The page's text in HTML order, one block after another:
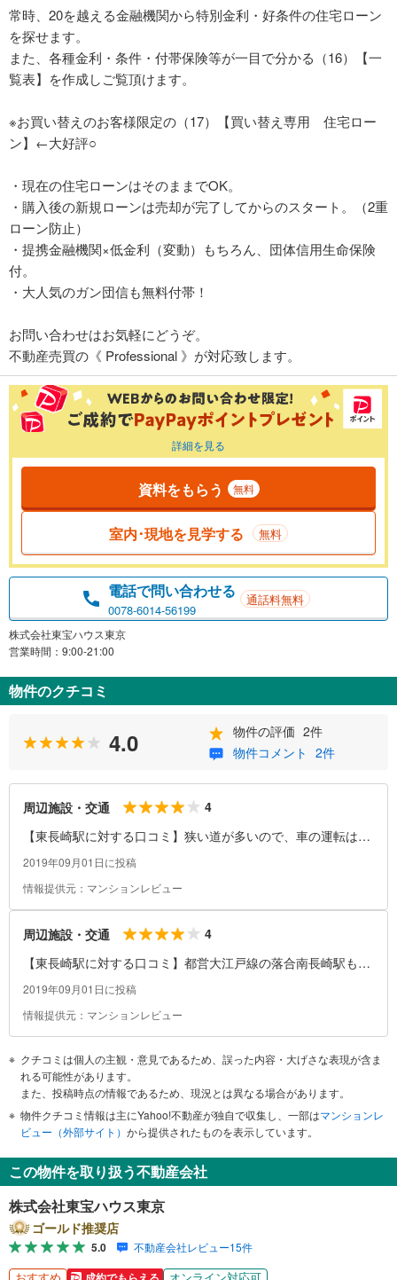
常時、20を越える金融機関から特別金利・好条件の住宅ローン
を探せます。
また、各種金利・条件・付帯保険等が一目で分かる（16）【一
覧表】を作成しご覧頂けます。
※お買い替えのお客様限定の（17）【買い替え専用 住宅ロー
ン】←大好評○
・現在の住宅ローンはそのままでOK。
・購入後の新規ローンは売却が完了してからのスタート。（2重
ローン防止）
・提携金融機関×低金利（変動）もちろん、団体信用生命保険
付。
・大人気のガン団信も無料付帯！
お問い合わせはお気軽にどうぞ。
不動産売買の《 Professional 》が対応致します。
詳細を見る
資料をもらう 無料
室内･現地を見学する 無料
電話で問い合わせる
0078-6014-56199
通話料無料
株式会社東宝ハウス東京
営業時間：9:00-21:00
物件のクチコミ
4.0 物件の評価 2件
物件コメント 2件
周辺施設・交通
4
【東長崎駅に対する口コミ】狭い道が多いので、車の運転はし
づらいです。
2019年09月01日に投稿
情報提供元：マンションレビュー
周辺施設・交通
4
【東長崎駅に対する口コミ】都営大江戸線の落合南長崎駅も近
くにあります。新宿まで1本で行くことが出来るので、交通ア
クセスは優れております。西友、まいばすけっと、ライフがあ
るので買い物に困ることはないでしょう。下町で家族連れで住
んでいる方が多いので、治安にも問題ありません。
2019年09月01日に投稿
情報提供元：マンションレビュー
クチコミは個人の主観・意見であるため、誤った内容・大げさな表現が含ま
れる可能性があります。
また、投稿時点の情報であるため、現況とは異なる場合があります。
物件クチコミ情報は主にYahoo!不動産が独自で収集し、一部はマンションレ
ビュー（外部サイト） から提供されたものを表示しています。
この物件を取り扱う不動産会社
株式会社東宝ハウス東京
ゴールド推奨店
5.0 不動産会社レビュー15件